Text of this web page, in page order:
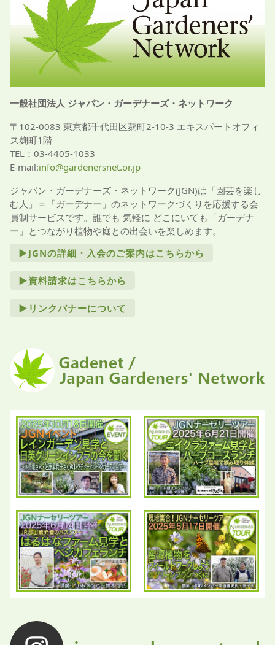
一般社団法人 ジャパン・ガーデナーズ・ネットワーク
〒102-0083 東京都千代田区麹町2-10-3 エキスパートオフィ
ス麹町1階
TEL：03-4405-1033
E-mail:info@gardenersnet.or.jp
ジャパン・ガーデナーズ・ネットワーク(JGN)は「園芸を楽し
む人」＝「ガーデナー」のネットワークづくりを応援する会
員制サービスです。誰でも 気軽に どこにいても「ガーデナ
ー」とつながり植物や庭との出会いを楽しめます。
►JGNの詳細・入会のご案内はこちらから
►資料請求はこちらから
►リンクバナーについて